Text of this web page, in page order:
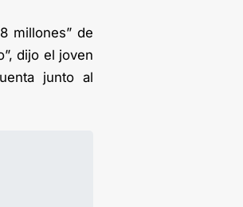
millones” de
dijo el joven
junto al